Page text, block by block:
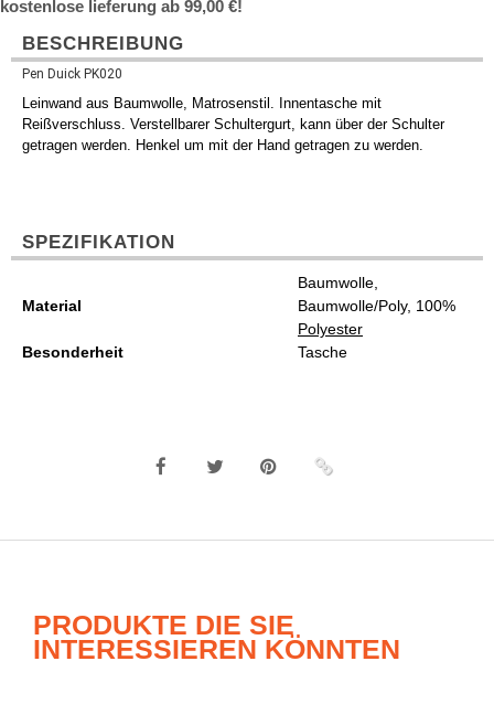
kostenlose lieferung ab 99,00 €!
BESCHREIBUNG
Pen Duick PK020
Leinwand aus Baumwolle, Matrosenstil. Innentasche mit
Reißverschluss. Verstellbarer Schultergurt, kann über der Schulter
getragen werden. Henkel um mit der Hand getragen zu werden.
SPEZIFIKATION
Material
Baumwolle,
Baumwolle/Poly, 100%
Polyester
Besonderheit
Tasche
PRODUKTE DIE SIE
INTERESSIEREN KÖNNTEN